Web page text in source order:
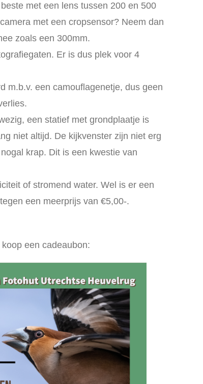
met een lens tussen 200 en 500
met een cropsensor? Neem dan
zoals een 300mm.
Er is dus plek voor 4
m.b.v. een camouflagenetje, dus geen
een statief met grondplaatje is
niet altijd. De kijkvenster zijn niet erg
krap. Dit is een kwestie van
of stromend water. Wel is er een
een meerprijs van €5,00-.
een cadeaubon: